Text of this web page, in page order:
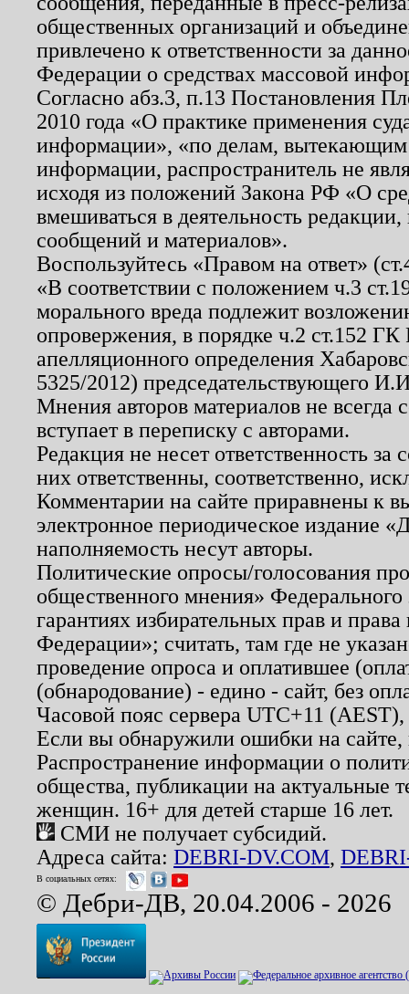
общественных организаций и
привлечено к ответственности за
Федерации о средствах массовой
Согласно абз.3, п.13 Постановления
2010 года «О практике применения
информации», «по делам, вытекающим
информации, распространитель не
исходя из положений Закона РФ «О
вмешиваться в деятельность
сообщений и материалов».
Воспользуйтесь «Правом на ответ»
«В соответствии с положением ч.3
морального вреда подлежит
опровержения, в порядке ч.2 ст.152
апелляционного определения
5325/2012) председательствующего
Мнения авторов материалов не
вступает в переписку с авторами.
Редакция не несет ответственность
них ответственны, соответственно,
Комментарии на сайте приравнены к
электронное периодическое издание
наполняемость несут авторы.
Политические опросы/голосования
общественного мнения»
гарантиях избирательных прав и
Федерации»; считать, там где не
проведение опроса и оплатившее
(обнародование) - едино - сайт, без
Часовой пояс сервера UTC+11
Если вы обнаружили ошибки на
Распространение информации о
общества, публикации на актуальные
женщин. 16+ для детей старше 16 лет.
СМИ не получает субсидий.
Адреса сайта: DEBRI-DV.COM,
В социальных сетях:
© Дебри-ДВ, 20.04.2006 - 2026